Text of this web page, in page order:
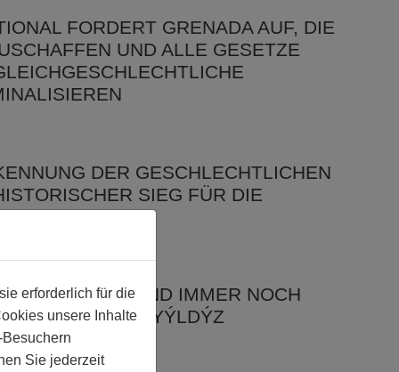
FORDERT GRENADA AUF, DIE
UND ALLE GESETZE
DER GESCHLECHTLICHEN
SIEG FÜR DIE
IN IRLAND
VERGANGEN UND IMMER NOCH
FÜR AHMET YÝLDÝZ
erforderlich für die
unsere Inhalte
Sie jederzeit